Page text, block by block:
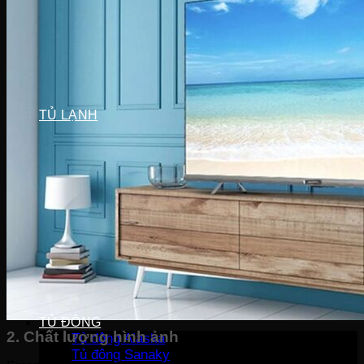
Máy sấy Electrolux
TỦ LẠNH
Tủ lạnh LG
Tủ lạnh Aqua
Tủ lạnh Funiki
Tủ lạnh Sharp
Tủ lạnh Casper
Tủ lạnh Hitachi
Tủ lạnh Toshiba
Tủ lạnh SamSung
Tủ lạnh Panasonic
Tủ lạnh Mitsubishi
Tủ lạnh Electrolux
TỦ ĐÔNG
Tủ đông Alaska
Tủ đông Sanaky
2. Chất lượng hình ảnh